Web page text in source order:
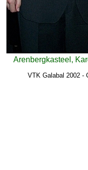
Arenbergkasteel,
VTK Galabal 2002 -